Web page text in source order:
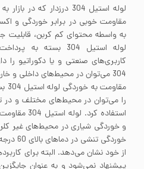
لوله استیل 304 درزدار
به واسطه محتوای کم کربن، قابلیت
لوله استیل 304
کاربری‌های صنعتی و یا دکوراتیو را
304 می‌توان در محیط‌های داخلی و خارجی استفاده کرد.
را می‌توان در محیط‌های مختلف و در
استفاده
و خوردگی شیاری در محیط‌های غیر
خوردگی
پیشنهاد نمی‌شود و به عنوان